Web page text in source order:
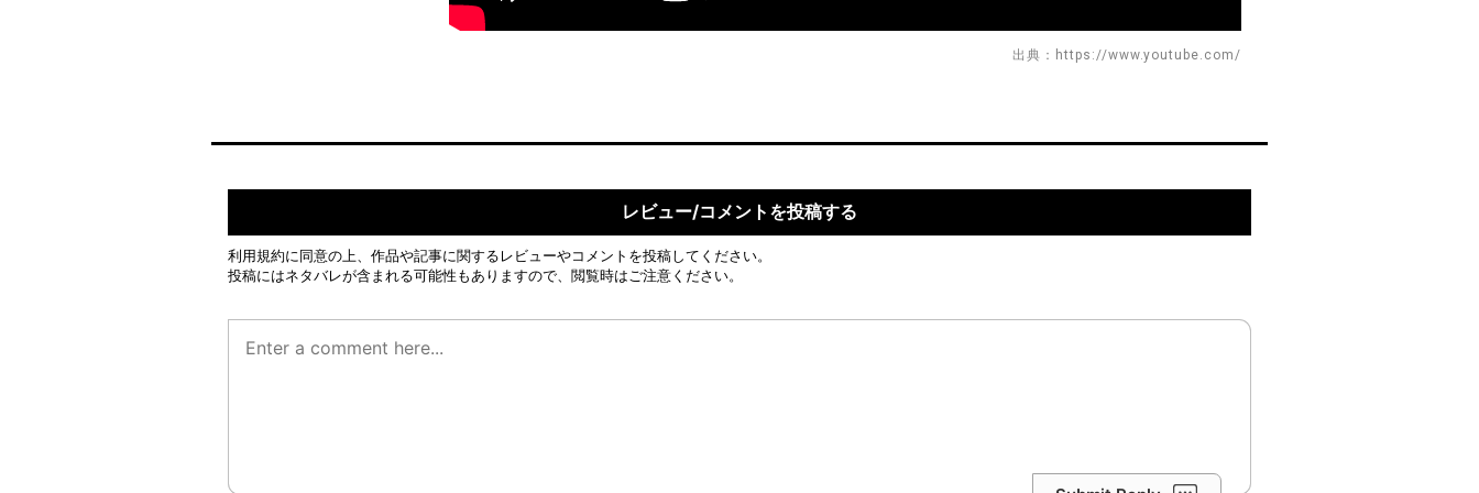
出典：https://www.youtube.com/
レビュー/コメントを投稿する
利用規約に同意の上、作品や記事に関するレビューやコメントを投稿してください。
投稿にはネタバレが含まれる可能性もありますので、閲覧時はご注意ください。